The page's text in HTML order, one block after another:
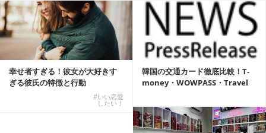
幸せ者すぎる！彼女が大好きす
ぎる彼氏の特徴と行動
#いい恋愛
したい！
韓国の交通カード徹底比較！T-
money・WOWPASS・Travel